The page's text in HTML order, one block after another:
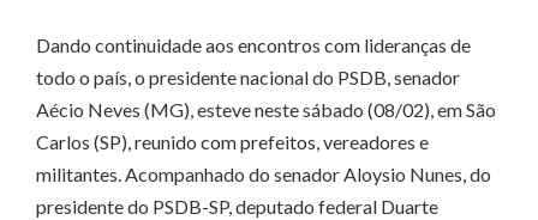
Dando continuidade aos encontros com lideranças de
todo o país, o presidente nacional do PSDB, senador
Aécio Neves (MG), esteve neste sábado (08/02), em São
Carlos (SP), reunido com prefeitos, vereadores e
militantes. Acompanhado do senador Aloysio Nunes, do
presidente do PSDB-SP, deputado federal Duarte